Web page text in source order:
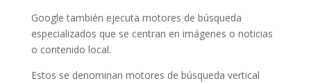
Google también ejecuta motores de búsqueda
especializados que se centran en imágenes o noticias
o contenido local.
Estos se denominan motores de búsqueda vertical